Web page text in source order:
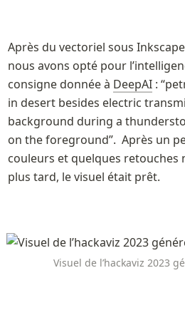
Après du vectoriel sous
nous avons opté pour
consigne donnée à DeepAI :
in desert besides electric
background during a
on the foreground”. Après un
couleurs et quelques retouches
plus tard, le visuel était prêt.
Visuel de l’hackaviz 2023